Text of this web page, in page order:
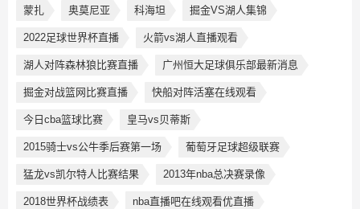
蒙扎 奥莫尼亚 科海坦 掘金VS湖人集锦
2022足球世界杯直播 火箭vs湖人直播观看
湖人对阵森林狼比赛直播 广州恒大足球俱乐部最新消息
掘金对战篮网比赛直播 快船对阵活塞在线观看
今日cba篮球比赛 皇马vs贝蒂斯
2015骑士vs公牛季后赛第一场 葡萄牙足球超级联赛
猛龙vs凯尔特人比赛结果 2013年nba总决赛录像
2018世界杯战绩表 nba直播吧在线观看优直播